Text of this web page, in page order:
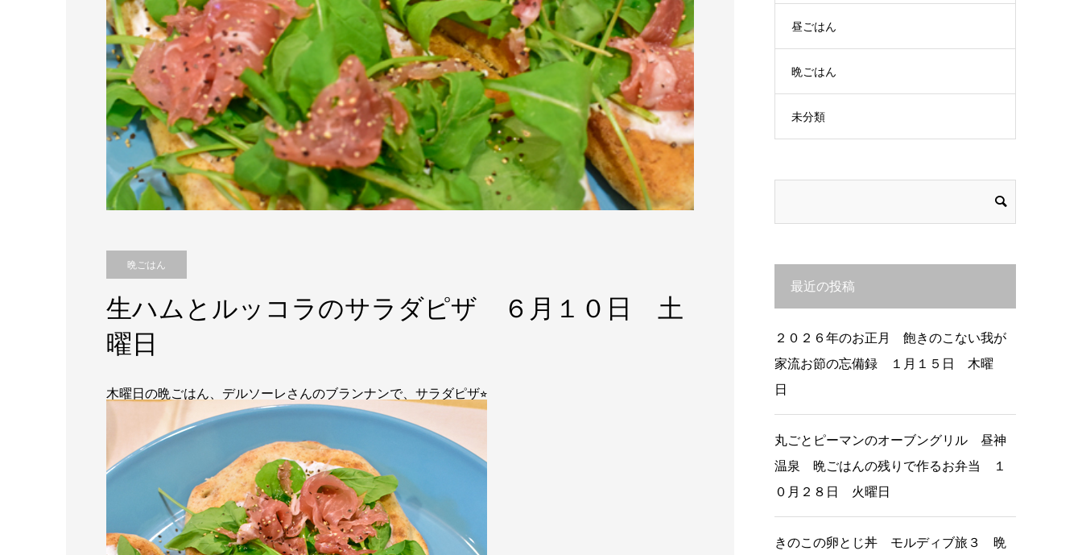
晩ごはん
生ハムとルッコラのサラダピザ ６月１０日 土
曜日
木曜日の晩ごはん、デルソーレさんのブランナンで、サラダピザ⭐︎
昼ごはん
晩ごはん
未分類
最近の投稿
２０２６年のお正月 飽きのこない我が
家流お節の忘備録 １月１５日 木曜
日
丸ごとピーマンのオーブングリル 昼神
温泉 晩ごはんの残りで作るお弁当 １
０月２８日 火曜日
きのこの卵とじ丼 モルディブ旅３ 晩